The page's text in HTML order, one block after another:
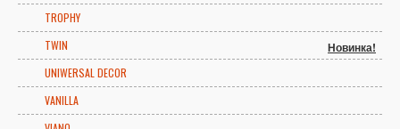
TROPHY
TWIN
Новинка!
UNIWERSAL DECOR
VANILLA